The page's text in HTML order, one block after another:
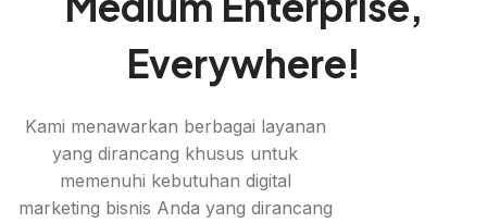
Everywhere!
Kami menawarkan berbagai layanan
yang dirancang khusus untuk
memenuhi kebutuhan digital
marketing bisnis Anda yang dirancang